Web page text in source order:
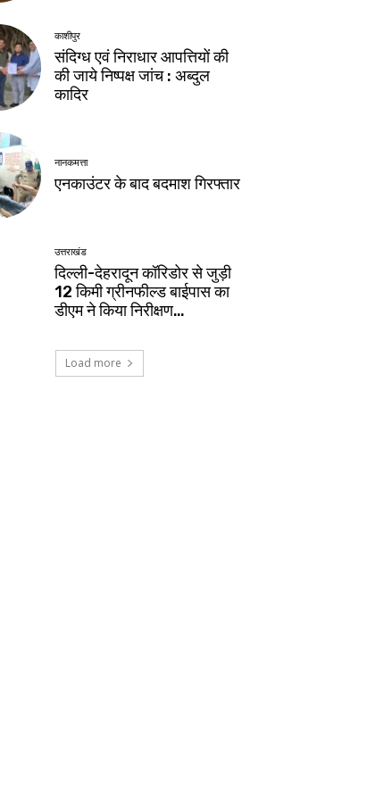
काशीपुर
संदिग्ध एवं निराधार आपत्तियों की
की जाये निष्पक्ष जांच : अब्दुल
कादिर
नानकमत्ता
एनकाउंटर के बाद बदमाश गिरफ्तार
उत्तराखंड
दिल्ली-देहरादून कॉरिडोर से जुड़ी
12 किमी ग्रीनफील्ड बाईपास का
डीएम ने किया निरीक्षण…
Load more